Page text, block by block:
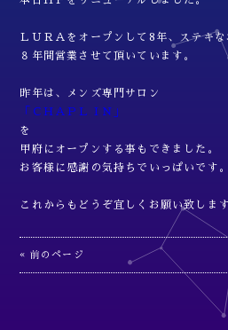
ＬＵＲＡをオープンして8年、ステキ
８年間営業させて頂いています。
昨年は、メンズ専門サロン
「ＣＨＡＰＬＩＮ」
を
甲府にオープンする事もできました。
お客様に感謝の気持ちでいっぱいです。
これからもどうぞ宜しくお願い致します
« 前のページ